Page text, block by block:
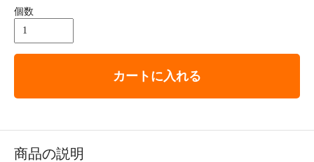
個数
カートに入れる
商品の説明